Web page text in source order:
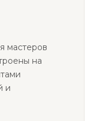
мастеров
на
и